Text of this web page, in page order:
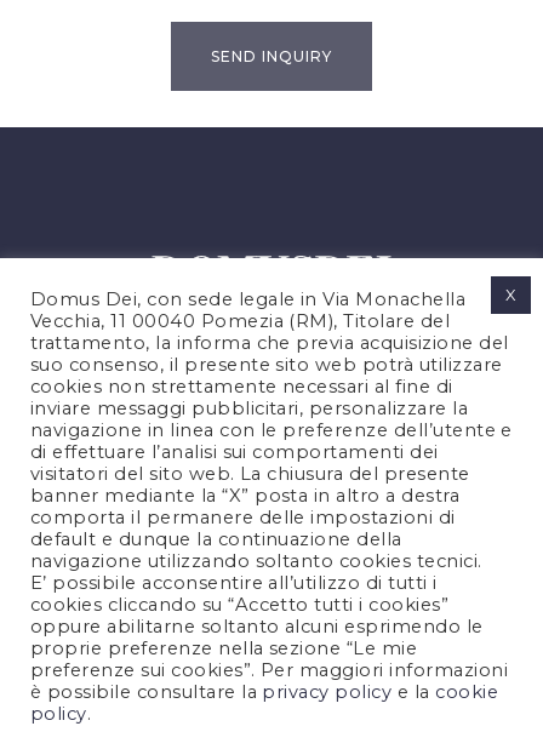
PRIVACY POLICY
COOKIES POLICY
LEGAL NOTES
CONTACTS
FOLLOW US
Domus Dei, con sede legale in Via Monachella
Vecchia, 11 00040 Pomezia (RM), Titolare del
trattamento, la informa che previa acquisizione del
suo consenso, il presente sito web potrà utilizzare
cookies non strettamente necessari al fine di
inviare messaggi pubblicitari, personalizzare la
navigazione in linea con le preferenze dell’utente e
di effettuare l’analisi sui comportamenti dei
visitatori del sito web. La chiusura del presente
banner mediante la “X” posta in altro a destra
comporta il permanere delle impostazioni di
default e dunque la continuazione della
navigazione utilizzando soltanto cookies tecnici.
E’ possibile acconsentire all’utilizzo di tutti i
cookies cliccando su “Accetto tutti i cookies”
oppure abilitarne soltanto alcuni esprimendo le
proprie preferenze nella sezione “Le mie
preferenze sui cookies”. Per maggiori informazioni
è possibile consultare la privacy policy e la cookie
policy.
X